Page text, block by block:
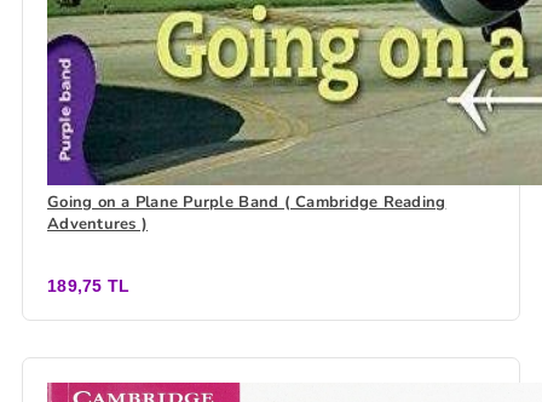
Going on a Plane Purple Band ( Cambridge Reading
Adventures )
189,75 TL